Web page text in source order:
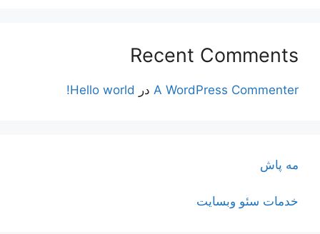
Recent Comments
A WordPress Commenter در Hello world!
مه پاش
خدمات سئو وبسایت